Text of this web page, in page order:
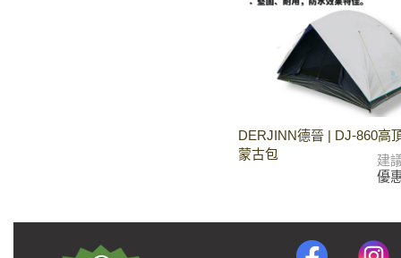
DERJINN德晉 | DJ-860高
蒙古包
建
優